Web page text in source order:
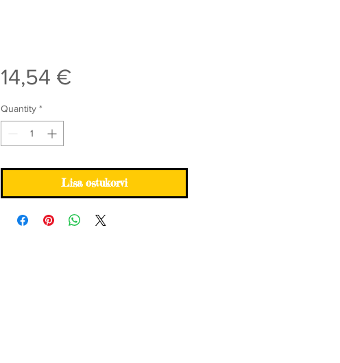
14,54 €Price
Quantity *
Lisa ostukorvi